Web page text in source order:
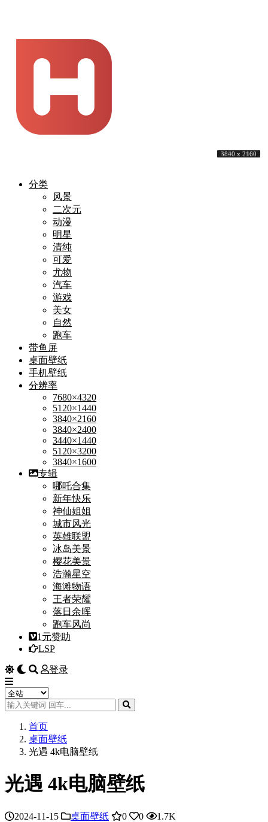
分类
风景
二次元
动漫
明星
清纯
可爱
尤物
汽车
游戏
美女
自然
跑车
带鱼屏
桌面壁纸
手机壁纸
分辨率
7680×4320
5120×1440
3840×2160
3840×2400
3440×1440
5120×3200
3840×1600
专辑
哪吒合集
新年快乐
神仙姐姐
城市风光
英雄联盟
冰岛美景
樱花美景
浩瀚星空
海滩物语
王者荣耀
落日余晖
跑车风尚
1元赞助
LSP
登录
首页
桌面壁纸
光遇 4k电脑壁纸
光遇 4k电脑壁纸
2024-11-15 桌面壁纸 0 0 1.7K
3840 x 2160
4096 x 3072
9781 x 4891
3840 x 2160
5808 x 3267
5120 x 3200
3840 x 2160
3840 x 2160
4000 x 2600
3840 x 2160